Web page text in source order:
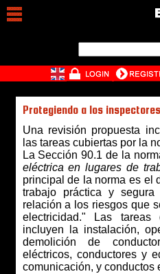
Protegiendo a los inspectores
Una revisión propuesta
las tareas cubiertas por la
La Sección 90.1 de la
eléctrica en lugares de
principal de la norma es el
trabajo práctica y
relación a los riesgos que
electricidad." Las
incluyen la instalación,
demolición de
eléctricos, conductores y
comunicación, y conductos